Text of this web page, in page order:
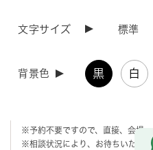
文字サイズ 標準
背景色 黒 白
ます。
桜区役所にご相談に来ることが難
ます。
福祉に関する複合的な課題を抱え
※予約不要ですので、直接、会場
※相談状況により、お待ちいただく